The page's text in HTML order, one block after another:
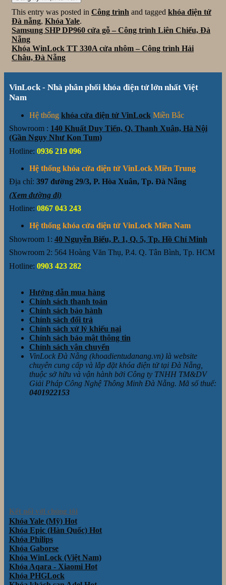
This entry was posted in Công trình and tagged khóa điện tử
Đà nẵng, Khóa Yale.
Samsung SHP DP960 cửa gỗ – Công trình Liên Chiểu, Đà
Nẵng
Khóa WinLock TT 330A cửa nhôm – Công trình Hải
Châu, Đà Nẵng
VinLock - Nhà phân phối khóa điện tử lớn nhất Việt
Nam
Hệ thống khóa cửa điện tử VinLock Miền Bắc
Showroom : 140 Khuất Duy Tiến, Q. Thanh Xuân, Hà Nội
(Gần Ngụy Như Kon Tum)
Hotline: 0936 219 096
Hệ thống khóa cửa điện tử VinLock Miền Trung
Địa chỉ: 397 đường 29/3, P. Hòa Xuân, Tp. Đà Nẵng
(Xem đường đi)
Hotline: 0867 043 243
Hệ thống khóa cửa điện tử VinLock Miền Nam
Showroom 1: 40 Nguyễn Biểu, P. 1, Q. 5, Tp. Hồ Chí Minh
Showroom 2: 564 Hoàng Văn Thụ, P.4. Q. Tân Bình, Tp. HCM
Hotline: 0903 423 282
Hướng dẫn mua hàng
Chính sách thanh toán
Chính sách bảo hành
Chính sách đổi trả
Chính sách xử lý khiếu nại
Chính sách bảo mật thông tin
Chính sách vận chuyển
VinLock Đà Nẵng (khoadientudanang.vn) là website
chuyên cung cấp và lắp đặt khóa điện tử tại Đà Nẵng,
thuộc sở hữu và vận hành bởi Công ty TNHH TM&DV
Giải Pháp Công Nghệ Thông Minh Đà Nẵng. Mã số thuế:
0401922153
Kết nối với chúng tôi
Khóa Yale (Mỹ)
Khóa Epic (Hàn Quốc)
Khóa Philips
Khóa Gaborse
Khóa WinLock (Việt Nam)
Khóa Aqara - Xiaomi
Khóa PHGLock